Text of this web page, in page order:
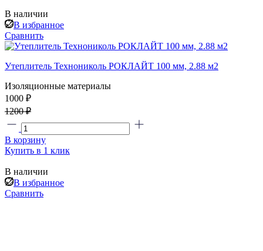
В наличии
В избранное
Сравнить
Утеплитель Технониколь РОКЛАЙТ 100 мм, 2.88 м2
Изоляционные материалы
1000 ₽
1200 ₽
В корзину
Купить в 1 клик
В наличии
В избранное
Сравнить